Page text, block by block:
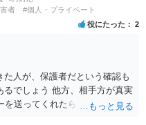
者 #個人・プライベート
役にたった 2
人が、保護者だという確認も
でしょう 他方、相手方が真実
を送ってくれたら自慰行為など